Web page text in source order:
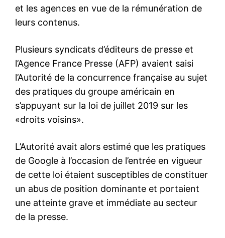
et les agences en vue de la rémunération de
leurs contenus.
Plusieurs syndicats d’éditeurs de presse et
l’Agence France Presse (AFP) avaient saisi
l’Autorité de la concurrence française au sujet
des pratiques du groupe américain en
s’appuyant sur la loi de juillet 2019 sur les
«droits voisins».
L’Autorité avait alors estimé que les pratiques
de Google à l’occasion de l’entrée en vigueur
de cette loi étaient susceptibles de constituer
un abus de position dominante et portaient
une atteinte grave et immédiate au secteur
de la presse.